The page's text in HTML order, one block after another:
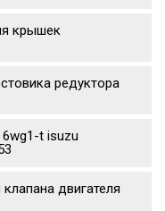
крышек
редуктора
6wg1-t isuzu
двигателя